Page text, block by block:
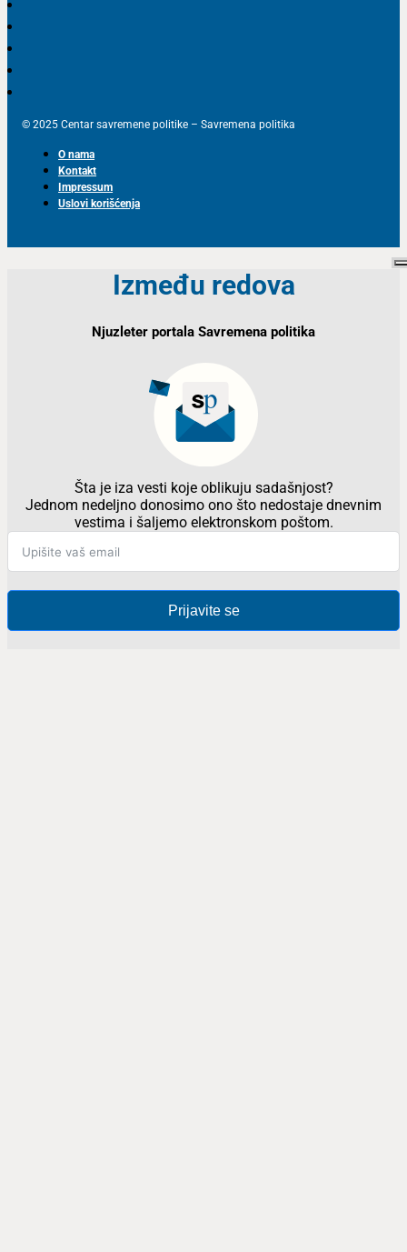
© 2025 Centar savremene politike – Savremena politika
O nama
Kontakt
Impressum
Uslovi korišćenja
Između redova
Njuzleter portala Savremena politika
Šta je iza vesti koje oblikuju sadašnjost?
Jednom nedeljno donosimo ono što nedostaje dnevnim
vestima i šaljemo elektronskom poštom.
Prijavite se